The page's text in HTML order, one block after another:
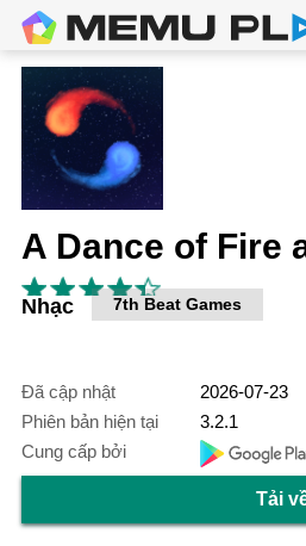
A Dance of Fire
Nhạc 7th Beat Games
Đã cập nhật
2026-07-23
Phiên bản hiện tại
3.2.1
Cung cấp bởi
Tải